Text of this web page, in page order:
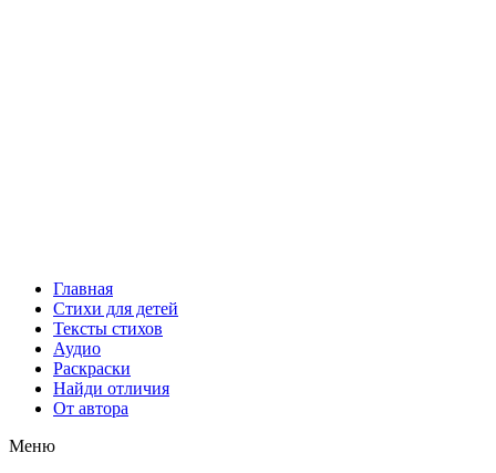
Главная
Стихи для детей
Тексты стихов
Аудио
Раскраски
Найди отличия
От автора
Меню